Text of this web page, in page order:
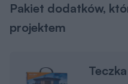
Pakiet dodatków,
projektem